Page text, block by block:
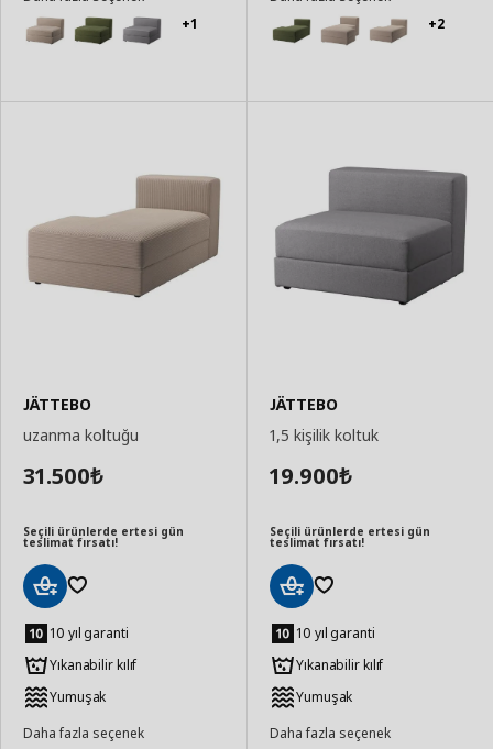
+1
+2
JÄTTEBO
uzanma koltuğu
31.500₺
Seçili ürünlerde ertesi gün
teslimat fırsatı!
Ekle 10 yıl garanti
Yıkanabilir kılıf
Yumuşak
Daha fazla seçenek
JÄTTEBO
1,5 kişilik koltuk
19.900₺
Seçili ürünlerde ertesi gün
teslimat fırsatı!
Ekle 10 yıl garanti
Yıkanabilir kılıf
Yumuşak
Daha fazla seçenek